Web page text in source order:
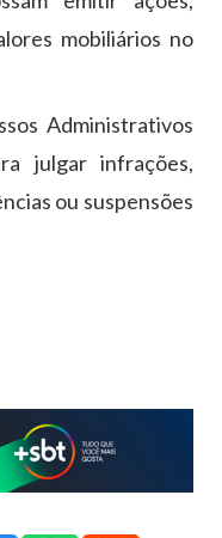
mobiliários no
Administrativos
julgar infrações,
ou suspensões